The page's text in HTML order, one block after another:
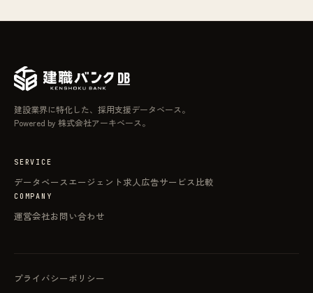
建設業界に特化した、採用支援データベース。
Powered by 株式会社アーキベース。
SERVICE
データベースエージェント 求人広告サービス比較
COMPANY
運営会社お問い合わせ
プライバシーポリシー